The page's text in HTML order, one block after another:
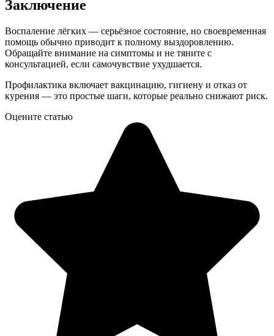
Заключение
Воспаление лёгких — серьёзное состояние, но своевременная
помощь обычно приводит к полному выздоровлению.
Обращайте внимание на симптомы и не тяните с
консультацией, если самочувствие ухудшается.
Профилактика включает вакцинацию, гигиену и отказ от
курения — это простые шаги, которые реально снижают риск.
Оцените статью